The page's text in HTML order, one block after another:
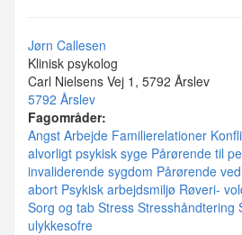
Jørn Callesen
Klinisk psykolog
Carl Nielsens Vej 1, 5792 Årslev
5792 Årslev
Fagområder:
Angst Arbejde Familierelationer
alvorligt psykisk syge Pårørende til
invaliderende sygdom Pårørende
abort Psykisk arbejdsmiljø Røveri-
Sorg og tab Stress Stresshåndtering
ulykkesofre